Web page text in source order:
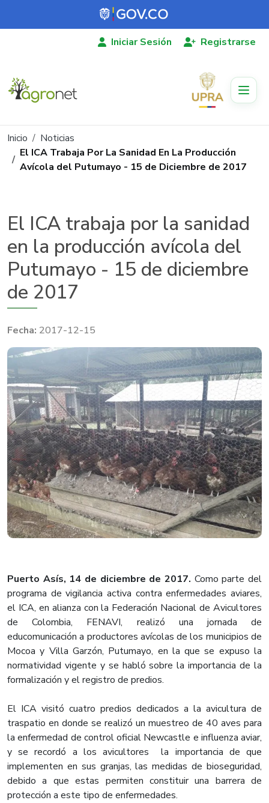
Pasar al contenido principal
Iniciar Sesión Registrarse
Ruta de navegación
Inicio
Noticias
El ICA Trabaja Por La Sanidad En La Producción
Avícola del Putumayo - 15 de Diciembre de 2017
El ICA trabaja por la sanidad
en la producción avícola del
Putumayo - 15 de diciembre
de 2017
2017-12-15
Puerto Asís, 14 de diciembre de 2017. Como parte del
programa de vigilancia activa contra enfermedades aviares,
el ICA, en alianza con la Federación Nacional de Avicultores
de Colombia, FENAVI, realizó una jornada de
educomunicación a productores avícolas de los municipios de
Mocoa y Villa Garzón, Putumayo, en la que se expuso la
normatividad vigente y se habló sobre la importancia de la
formalización y el registro de predios.
El ICA visitó cuatro predios dedicados a la avicultura de
traspatio en donde se realizó un muestreo de 40 aves para
la enfermedad de control oficial Newcastle e influenza aviar,
y se recordó a los avicultores la importancia de que
implementen en sus granjas, las medidas de bioseguridad,
debido a que estas permiten constituir una barrera de
protección a este tipo de enfermedades.